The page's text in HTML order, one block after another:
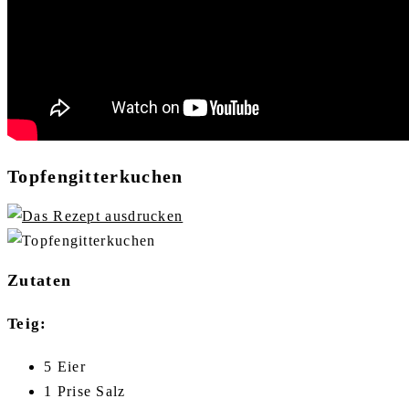
Topfengitterkuchen
Zutaten
Teig:
5 Eier
1 Prise Salz